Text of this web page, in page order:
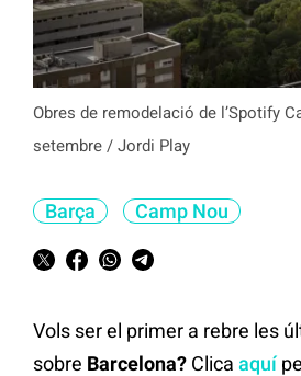
Obres de remodelació de l’Spotify
setembre / Jordi Play
Barça Camp Nou
Vols ser el primer a rebre les
sobre Barcelona? Clica aquí